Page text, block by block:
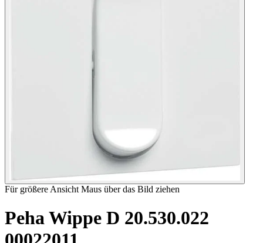
Für größere Ansicht Maus über das Bild ziehen
Peha Wippe D 20.530.022